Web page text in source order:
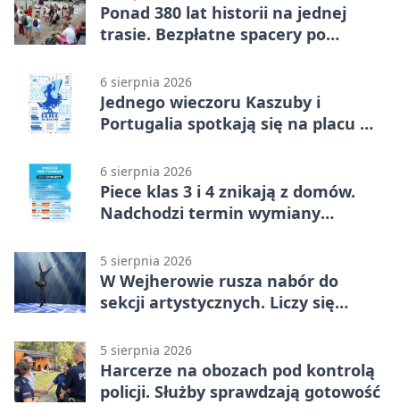
Ponad 380 lat historii na jednej
trasie. Bezpłatne spacery po
6 sierpnia 2026
Jednego wieczoru Kaszuby i
Portugalia spotkają się na placu w
6 sierpnia 2026
Piece klas 3 i 4 znikają z domów.
Nadchodzi termin wymiany
5 sierpnia 2026
W Wejherowie rusza nabór do
sekcji artystycznych. Liczy się
5 sierpnia 2026
Harcerze na obozach pod kontrolą
policji. Służby sprawdzają gotowość